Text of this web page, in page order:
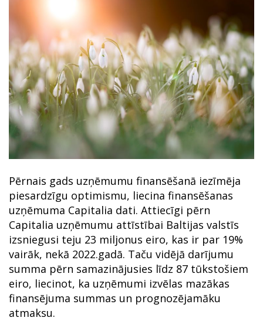
Pērnais gads uzņēmumu finansēšanā iezīmēja
piesardzīgu optimismu, liecina finansēšanas
uzņēmuma Capitalia dati. Attiecīgi pērn
Capitalia uzņēmumu attīstībai Baltijas valstīs
izsniegusi teju 23 miljonus eiro, kas ir par 19%
vairāk, nekā 2022.gadā. Taču vidējā darījumu
summa pērn samazinājusies līdz 87 tūkstošiem
eiro, liecinot, ka uzņēmumi izvēlas mazākas
finansējuma summas un prognozējamāku
atmaksu.